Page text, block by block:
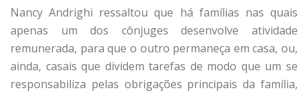
Nancy Andrighi ressaltou que há famílias nas quais
apenas um dos cônjuges desenvolve atividade
remunerada, para que o outro permaneça em casa, ou,
ainda, casais que dividem tarefas de modo que um se
responsabiliza pelas obrigações principais da família,